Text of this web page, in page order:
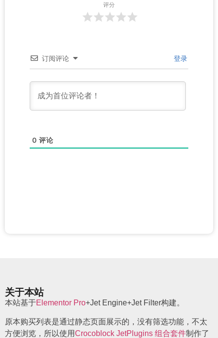
评分
订阅评论 登录
0 评论
关于本站
本站基于Elementor Pro+Jet Engine+Jet Filter构建。
原本购买列表是通过静态页面展示的，没有筛选功能，不太
方便浏览，所以使用Crocoblock JetPlugins 组合套件制作了